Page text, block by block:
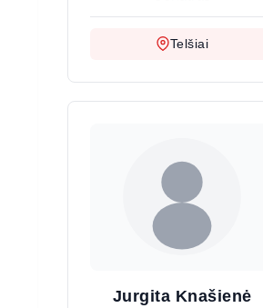
Telšiai
Jurgita Knašienė